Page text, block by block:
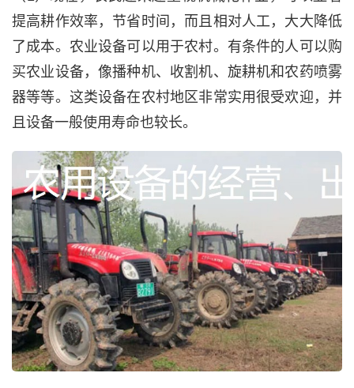
提高耕作效率，节省时间，而且相对人工，大大降低
了成本。农业设备可以用于农村。有条件的人可以购
买农业设备，像播种机、收割机、旋耕机和农药喷雾
器等等。这类设备在农村地区非常实用很受欢迎，并
且设备一般使用寿命也较长。